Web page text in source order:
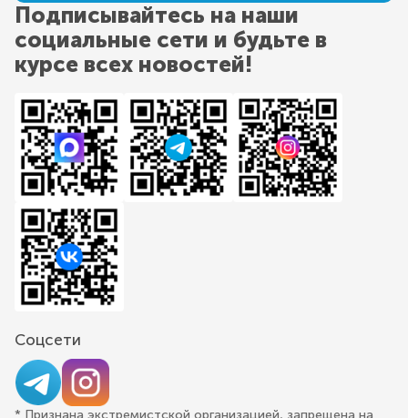
Подписывайтесь на наши
социальные сети и будьте в
курсе всех новостей!
Соцсети
* Признана экстремистской организацией, запрещена на